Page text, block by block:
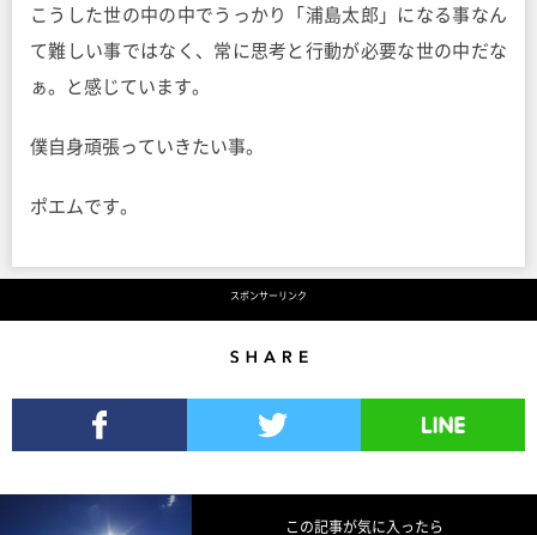
こうした世の中の中でうっかり「浦島太郎」になる事なん
て難しい事ではなく、常に思考と行動が必要な世の中だな
ぁ。と感じています。
僕自身頑張っていきたい事。
ポエムです。
スポンサーリンク
この記事が気に入ったら